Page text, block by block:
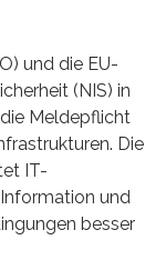
und die EU-
(NIS) in
Meldepflicht
Die
IT-
und
besser